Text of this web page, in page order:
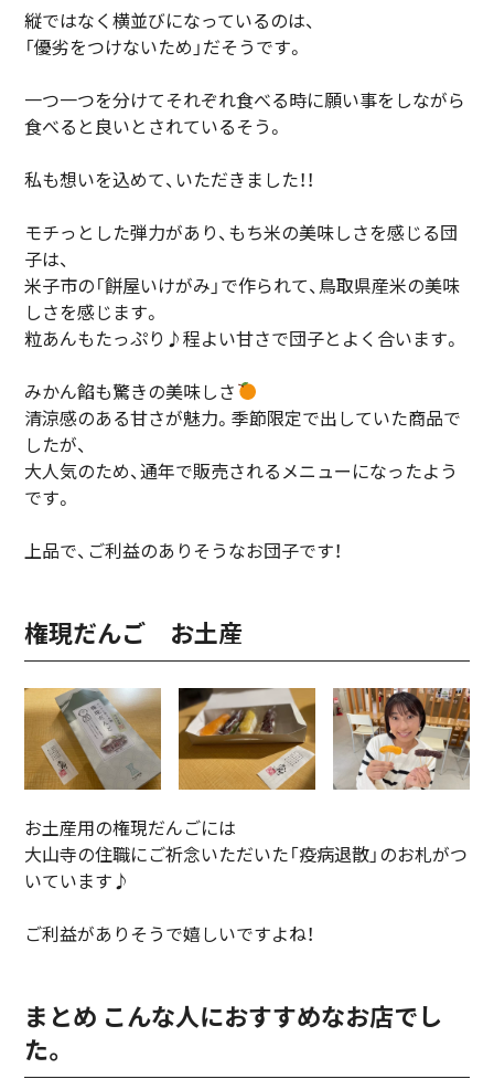
縦ではなく横並びになっているのは、
「優劣をつけないため」だそうです。
一つ一つを分けてそれぞれ食べる時に願い事をしながら
食べると良いとされているそう。
私も想いを込めて、いただきました！！
モチっとした弾力があり、もち米の美味しさを感じる団
子は、
米子市の「餅屋いけがみ」で作られて、鳥取県産米の美味
しさを感じます。
粒あんもたっぷり♪程よい甘さで団子とよく合います。
みかん餡も驚きの美味しさ
清涼感のある甘さが魅力。季節限定で出していた商品で
したが、
大人気のため、通年で販売されるメニューになったよう
です。
上品で、ご利益のありそうなお団子です！
権現だんご お土産
お土産用の権現だんごには
大山寺の住職にご祈念いただいた「疫病退散」のお札がつ
いています♪
ご利益がありそうで嬉しいですよね！
まとめ こんな人におすすめなお店でし
た。